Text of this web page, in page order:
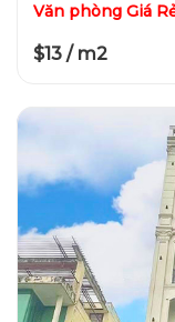
Văn phòng Giá
$13 / m2